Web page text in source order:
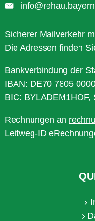
info@rehau.bayern
Sicherer Mailverkehr
Die Adressen finden
Bankverbindung der
IBAN: DE70 7805
BIC: BYLADEM1HOF,
Rechnungen an
Leitweg-ID